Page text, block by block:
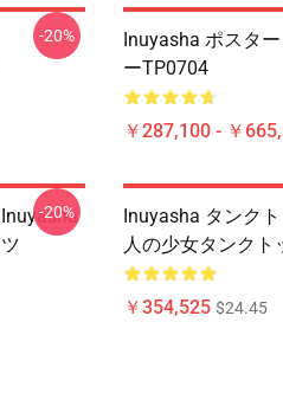
-20%
Inuyasha ポスタ
ーTP0704
￥287,100 - ￥
-20%
Inuyasha タンク
人の少女タンクト
￥354,525 $24.45